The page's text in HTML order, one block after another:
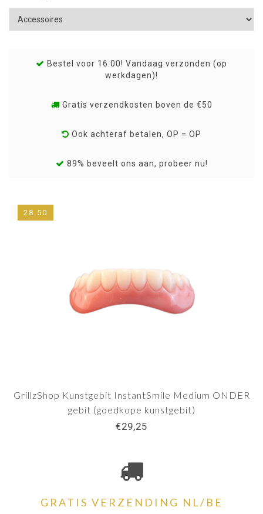
Bestel voor 16:00! Vandaag verzonden (op
werkdagen)!
Gratis verzendkosten boven de €50
Ook achteraf betalen, OP = OP
89% beveelt ons aan, probeer nu!
28.50
GrillzShop Kunstgebit InstantSmile Medium ONDER
gebit (goedkope kunstgebit)
€29,25
GRATIS VERZENDING NL/BE